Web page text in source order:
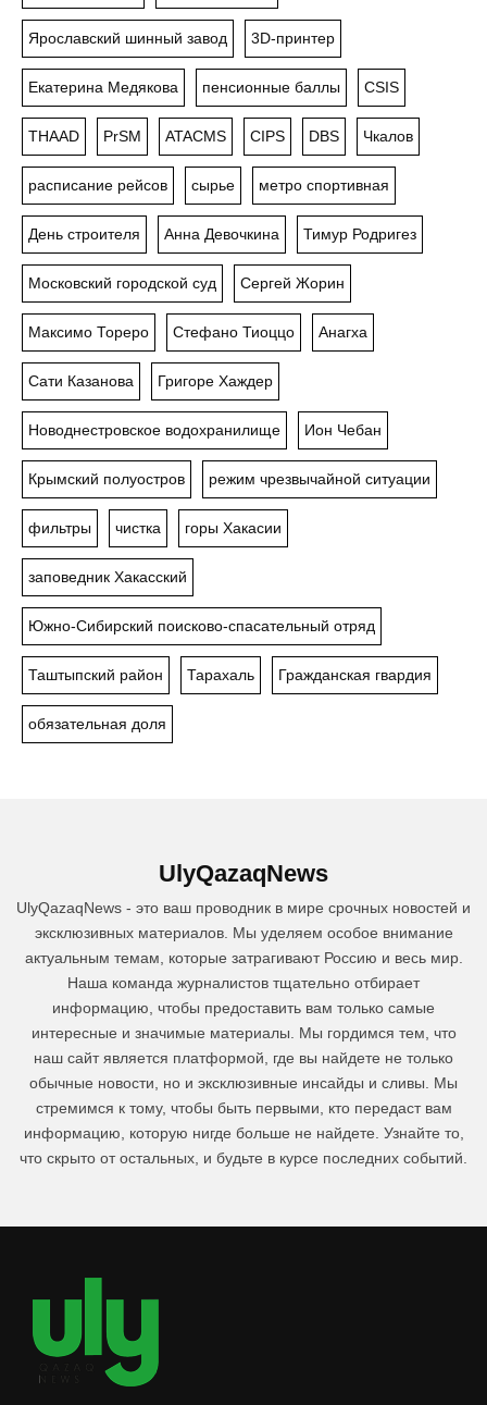
Ярославский шинный завод 3D-принтер
Екатерина Медякова пенсионные баллы CSIS
THAAD PrSM ATACMS CIPS DBS Чкалов
расписание рейсов сырье метро спортивная
День строителя Анна Девочкина Тимур Родригез
Московский городской суд Сергей Жорин
Максимо Тореро Стефано Тиоццо Анагха
Сати Казанова Григоре Хаждер
Новоднестровское водохранилище Ион Чебан
Крымский полуостров режим чрезвычайной ситуации
фильтры чистка горы Хакасии
заповедник Хакасский
Южно-Сибирский поисково-спасательный отряд
Таштыпский район Тарахаль Гражданская гвардия
обязательная доля
UlyQazaqNews
UlyQazaqNews - это ваш проводник в мире срочных новостей и
эксклюзивных материалов. Мы уделяем особое внимание
актуальным темам, которые затрагивают Россию и весь мир.
Наша команда журналистов тщательно отбирает
информацию, чтобы предоставить вам только самые
интересные и значимые материалы. Мы гордимся тем, что
наш сайт является платформой, где вы найдете не только
обычные новости, но и эксклюзивные инсайды и сливы. Мы
стремимся к тому, чтобы быть первыми, кто передаст вам
информацию, которую нигде больше не найдете. Узнайте то,
что скрыто от остальных, и будьте в курсе последних событий.